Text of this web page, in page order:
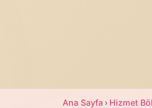
Ana Sayfa › Hizmet